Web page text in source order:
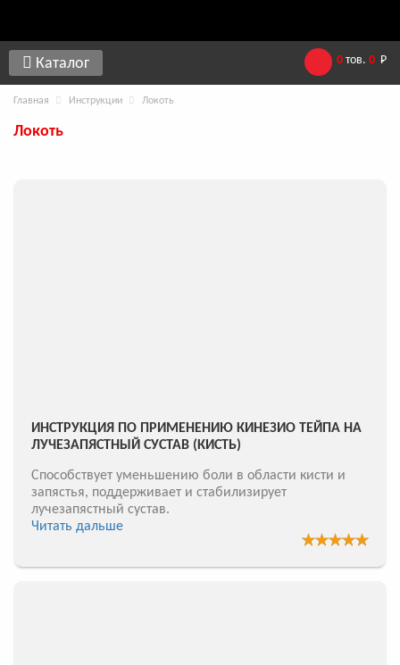
Каталог 0 тов. 0 Р
Главная Инструкции Локоть
Локоть
ИНСТРУКЦИЯ ПО ПРИМЕНЕНИЮ КИНЕЗИО ТЕЙПА НА
ЛУЧЕЗАПЯСТНЫЙ СУСТАВ (КИСТЬ)
Способствует уменьшению боли в области кисти и
запястья, поддерживает и стабилизирует
лучезапястный сустав.
Читать дальше